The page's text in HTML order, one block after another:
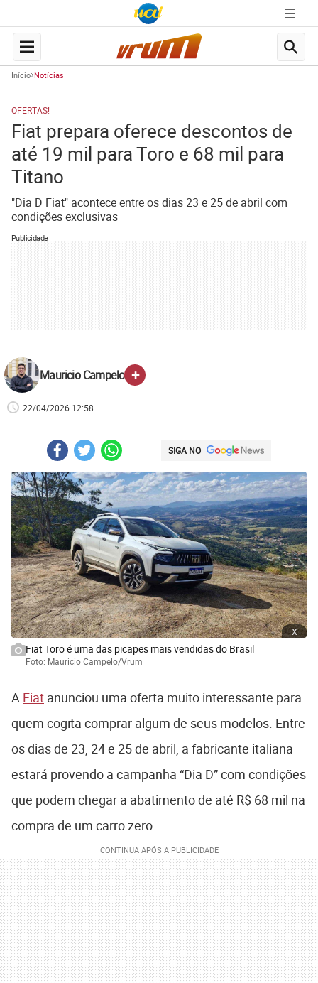
Início Notícias
OFERTAS!
Fiat prepara oferece descontos de
até 19 mil para Toro e 68 mil para
Titano
"Dia D Fiat" acontece entre os dias 23 e 25 de abril com
condições exclusivas
Publicidade
Mauricio Campelo +
22/04/2026 12:58
SIGA NO
x
Fiat Toro é uma das picapes mais vendidas do Brasil
Foto: Mauricio Campelo/Vrum
A Fiat anunciou uma oferta muito interessante para
quem cogita comprar algum de seus modelos. Entre
os dias de 23, 24 e 25 de abril, a fabricante italiana
estará provendo a campanha “Dia D” com condições
que podem chegar a abatimento de até R$ 68 mil na
compra de um carro zero.